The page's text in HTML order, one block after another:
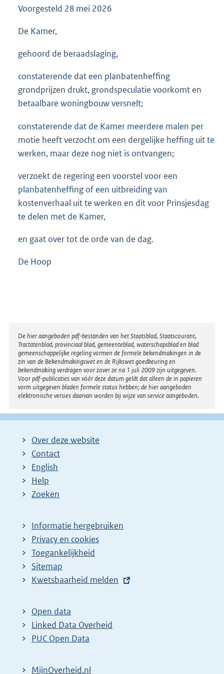
Voorgesteld 28 mei 2026
De Kamer,
gehoord de beraadslaging,
constaterende dat een planbatenheffing
grondprijzen drukt, grondspeculatie voorkomt en
betaalbare woningbouw versnelt;
constaterende dat de Kamer meerdere malen per
motie heeft verzocht om een dergelijke heffing uit te
werken, maar deze nog niet is ontvangen;
verzoekt de regering een voorstel voor een
planbatenheffing of een uitbreiding van
kostenverhaal uit te werken en dit voor Prinsjesdag
te delen met de Kamer,
en gaat over tot de orde van de dag.
De Hoop
Disclaimer
De hier aangeboden pdf-bestanden van het Staatsblad, Staatscourant,
Tractatenblad, provinciaal blad, gemeenteblad, waterschapsblad en blad
gemeenschappelijke regeling vormen de formele bekendmakingen in de
zin van de Bekendmakingswet en de Rijkswet goedkeuring en
bekendmaking verdragen voor zover ze na 1 juli 2009 zijn uitgegeven.
Voor pdf-publicaties van vóór deze datum geldt dat alleen de in papieren
vorm uitgegeven bladen formele status hebben; de hier aangeboden
elektronische versies daarvan worden bij wijze van service aangeboden.
Over deze website
Contact
English
Help
Zoeken
Informatie hergebruiken
Privacy en cookies
Toegankelijkheid
Sitemap
E
t
e
r
Kwetsbaarheid melden
Open data
Linked Data Overheid
PUC Open Data
MijnOverheid.nl